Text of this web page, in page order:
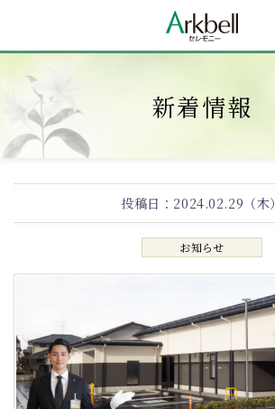
新着情報
お知らせ
投稿日： 2024.02.29（木）